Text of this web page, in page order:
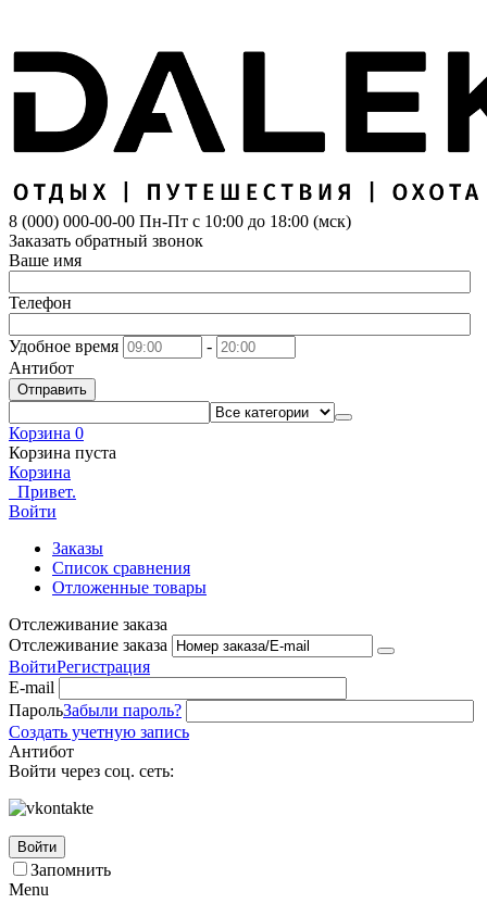
8 (000) 000-00-00 Пн-Пт с 10:00 до 18:00 (мск)
Заказать обратный звонок
Ваше имя
Телефон
Удобное время
-
Антибот
Отправить
Корзина 0
Корзина пуста
Корзина
Привет.
Войти
Заказы
Список сравнения
Отложенные товары
Отслеживание заказа
Отслеживание заказа
ВойтиРегистрация
E-mail
ПарольЗабыли пароль?
Создать учетную запись
Антибот
Войти через соц. сеть:
Войти
Запомнить
Menu